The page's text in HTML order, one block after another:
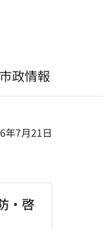
市政情報
年7月21日
・啓